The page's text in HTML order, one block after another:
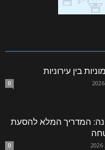
0
המדריך המלא להסעת
0